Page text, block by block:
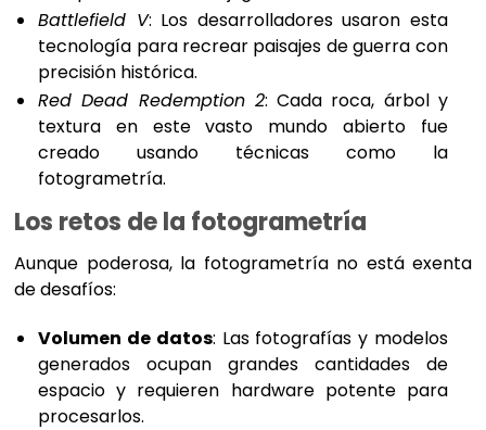
Battlefield V: Los desarrolladores usaron esta
tecnología para recrear paisajes de guerra con
precisión histórica.
Red Dead Redemption 2: Cada roca, árbol y
textura en este vasto mundo abierto fue
creado usando técnicas como la
fotogrametría.
Los retos de la fotogrametría
Aunque poderosa, la fotogrametría no está exenta
de desafíos:
Volumen de datos: Las fotografías y modelos
generados ocupan grandes cantidades de
espacio y requieren hardware potente para
procesarlos.